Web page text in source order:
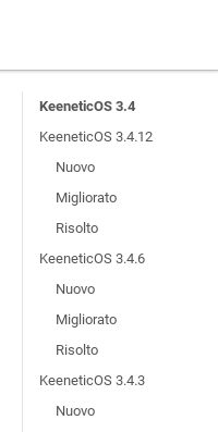
KeeneticOS 3.4
KeeneticOS 3.4.12
Nuovo
Migliorato
Risolto
KeeneticOS 3.4.6
Nuovo
Migliorato
Risolto
KeeneticOS 3.4.3
Nuovo